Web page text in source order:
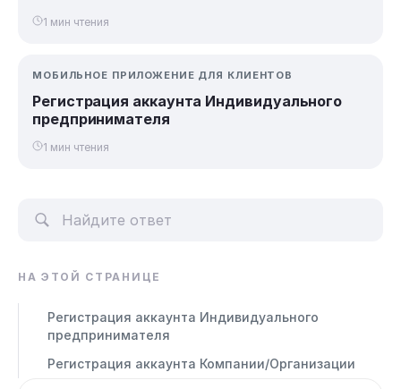
1 мин чтения
МОБИЛЬНОЕ ПРИЛОЖЕНИЕ ДЛЯ КЛИЕНТОВ
Регистрация аккаунта Индивидуального
предпринимателя
1 мин чтения
НА ЭТОЙ СТРАНИЦЕ
Регистрация аккаунта Индивидуального
предпринимателя
Регистрация аккаунта Компании/Организации